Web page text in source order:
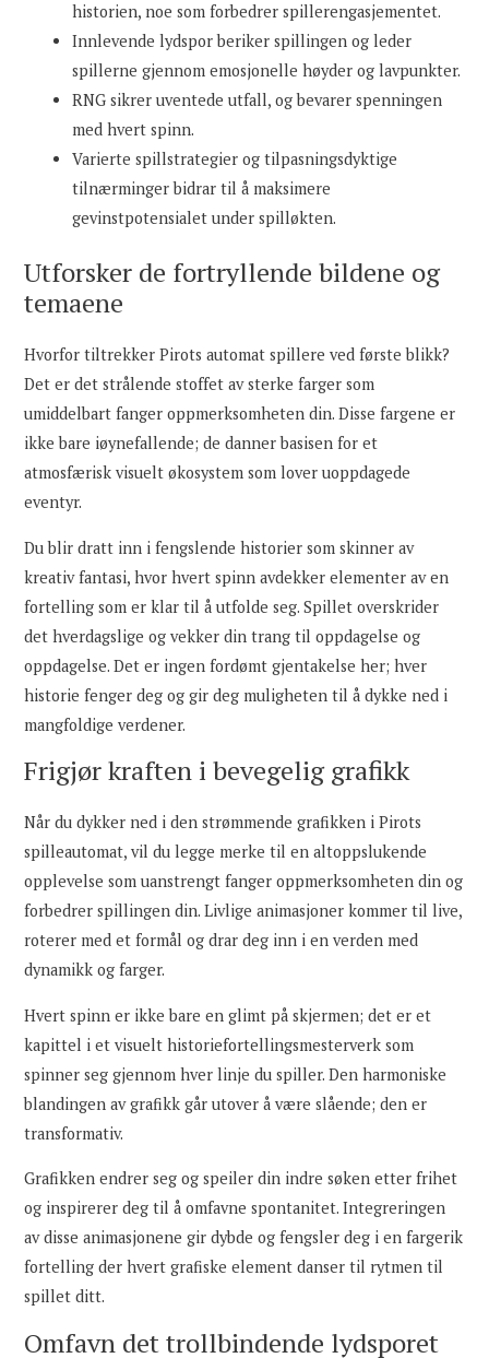
historien, noe som forbedrer spillerengasjementet.
Innlevende lydspor beriker spillingen og leder
spillerne gjennom emosjonelle høyder og lavpunkter.
RNG sikrer uventede utfall, og bevarer spenningen
med hvert spinn.
Varierte spillstrategier og tilpasningsdyktige
tilnærminger bidrar til å maksimere
gevinstpotensialet under spilløkten.
Utforsker de fortryllende bildene og
temaene
Hvorfor tiltrekker Pirots automat spillere ved første blikk?
Det er det strålende stoffet av sterke farger som
umiddelbart fanger oppmerksomheten din. Disse fargene er
ikke bare iøynefallende; de danner basisen for et
atmosfærisk visuelt økosystem som lover uoppdagede
eventyr.
Du blir dratt inn i fengslende historier som skinner av
kreativ fantasi, hvor hvert spinn avdekker elementer av en
fortelling som er klar til å utfolde seg. Spillet overskrider
det hverdagslige og vekker din trang til oppdagelse og
oppdagelse. Det er ingen fordømt gjentakelse her; hver
historie fenger deg og gir deg muligheten til å dykke ned i
mangfoldige verdener.
Frigjør kraften i bevegelig grafikk
Når du dykker ned i den strømmende grafikken i Pirots
spilleautomat, vil du legge merke til en altoppslukende
opplevelse som uanstrengt fanger oppmerksomheten din og
forbedrer spillingen din. Livlige animasjoner kommer til live,
roterer med et formål og drar deg inn i en verden med
dynamikk og farger.
Hvert spinn er ikke bare en glimt på skjermen; det er et
kapittel i et visuelt historiefortellingsmesterverk som
spinner seg gjennom hver linje du spiller. Den harmoniske
blandingen av grafikk går utover å være slående; den er
transformativ.
Grafikken endrer seg og speiler din indre søken etter frihet
og inspirerer deg til å omfavne spontanitet. Integreringen
av disse animasjonene gir dybde og fengsler deg i en fargerik
fortelling der hvert grafiske element danser til rytmen til
spillet ditt.
Omfavn det trollbindende lydsporet